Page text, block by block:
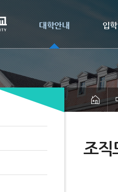
대학안내 입학
조직